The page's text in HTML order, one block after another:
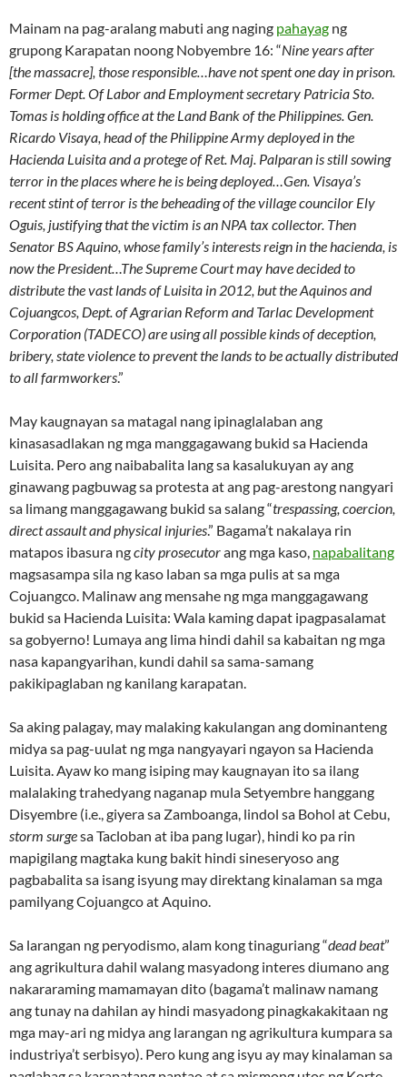
Mainam na pag-aralang mabuti ang naging pahayag ng
grupong Karapatan noong Nobyembre 16: “Nine years after
[the massacre], those responsible…have not spent one day in prison.
Former Dept. Of Labor and Employment secretary Patricia Sto.
Tomas is holding office at the Land Bank of the Philippines. Gen.
Ricardo Visaya, head of the Philippine Army deployed in the
Hacienda Luisita and a protege of Ret. Maj. Palparan is still sowing
terror in the places where he is being deployed…Gen. Visaya’s
recent stint of terror is the beheading of the village councilor Ely
Oguis, justifying that the victim is an NPA tax collector. Then
Senator BS Aquino, whose family’s interests reign in the hacienda, is
now the President…The Supreme Court may have decided to
distribute the vast lands of Luisita in 2012, but the Aquinos and
Cojuangcos, Dept. of Agrarian Reform and Tarlac Development
Corporation (TADECO) are using all possible kinds of deception,
bribery, state violence to prevent the lands to be actually distributed
to all farmworkers.”
May kaugnayan sa matagal nang ipinaglalaban ang
kinasasadlakan ng mga manggagawang bukid sa Hacienda
Luisita. Pero ang naibabalita lang sa kasalukuyan ay ang
ginawang pagbuwag sa protesta at ang pag-arestong nangyari
sa limang manggagawang bukid sa salang “trespassing, coercion,
direct assault and physical injuries.” Bagama’t nakalaya rin
matapos ibasura ngcity prosecutorang mga kaso, napabalitang
magsasampa sila ng kaso laban sa mga pulis at sa mga
Cojuangco. Malinaw ang mensahe ng mga manggagawang
bukid sa Hacienda Luisita: Wala kaming dapat ipagpasalamat
sa gobyerno! Lumaya ang lima hindi dahil sa kabaitan ng mga
nasa kapangyarihan, kundi dahil sa sama-samang
pakikipaglaban ng kanilang karapatan.
Sa aking palagay, may malaking kakulangan ang dominanteng
midya sa pag-uulat ng mga nangyayari ngayon sa Hacienda
Luisita. Ayaw ko mang isiping may kaugnayan ito sa ilang
malalaking trahedyang naganap mula Setyembre hanggang
Disyembre (i.e., giyera sa Zamboanga, lindol sa Bohol at Cebu,
storm surgesa Tacloban at iba pang lugar), hindi ko pa rin
mapigilang magtaka kung bakit hindi sineseryoso ang
pagbabalita sa isang isyung may direktang kinalaman sa mga
pamilyang Cojuangco at Aquino.
Sa larangan ng peryodismo, alam kong tinaguriang “dead beat”
ang agrikultura dahil walang masyadong interes diumano ang
nakararaming mamamayan dito (bagama’t malinaw namang
ang tunay na dahilan ay hindi masyadong pinagkakakitaan ng
mga may-ari ng midya ang larangan ng agrikultura kumpara sa
industriya’t serbisyo). Pero kung ang isyu ay may kinalaman sa